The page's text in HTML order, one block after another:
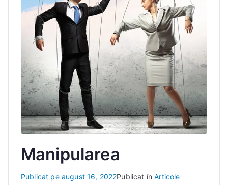
Manipularea
D
Publicat pe august 16, 2022Publicat înArticole